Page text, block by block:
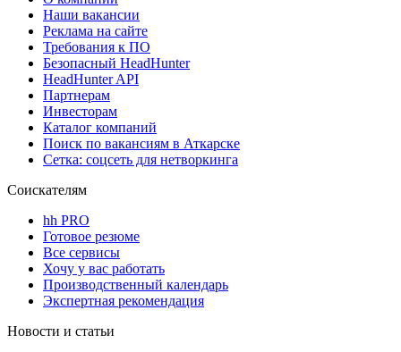
Наши вакансии
Реклама на сайте
Требования к ПО
Безопасный HeadHunter
HeadHunter API
Партнерам
Инвесторам
Каталог компаний
Поиск по вакансиям в Аткарске
Сетка: соцсеть для нетворкинга
Соискателям
hh PRO
Готовое резюме
Все сервисы
Хочу у вас работать
Производственный календарь
Экспертная рекомендация
Новости и статьи